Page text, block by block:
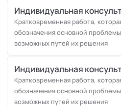
Индивидуальная
Кратковременная работа,
обозначения основной
возможных путей их решения
Индивидуальная
Кратковременная работа,
обозначения основной
возможных путей их решения